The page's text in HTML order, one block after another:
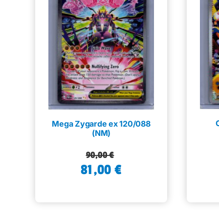
Mega Zygarde ex 120/088
(NM)
90,00€
Alkuperäinen
hinta
81,00 €
Nykyinen
hinta